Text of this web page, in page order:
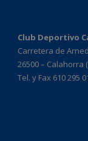
Club Deportivo
Carretera de
26500 – Calahorra
Tel. y Fax 610 295